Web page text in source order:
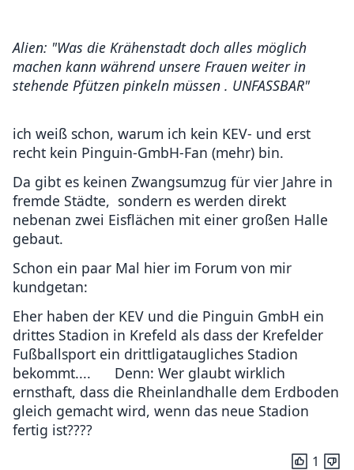
Alien: "Was die Krähenstadt doch alles möglich
machen kann während unsere Frauen weiter in
stehende Pfützen pinkeln müssen . UNFASSBAR"
ich weiß schon, warum ich kein KEV- und erst
recht kein Pinguin-GmbH-Fan (mehr) bin.
Da gibt es keinen Zwangsumzug für vier Jahre in
fremde Städte, sondern es werden direkt
nebenan zwei Eisflächen mit einer großen Halle
gebaut.
Schon ein paar Mal hier im Forum von mir
kundgetan:
Eher haben der KEV und die Pinguin GmbH ein
drittes Stadion in Krefeld als dass der Krefelder
Fußballsport ein drittligataugliches Stadion
bekommt.... Denn: Wer glaubt wirklich
ernsthaft, dass die Rheinlandhalle dem Erdboden
gleich gemacht wird, wenn das neue Stadion
fertig ist????
1